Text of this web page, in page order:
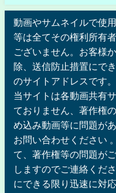
動画やサムネイルで使
等は全てその権利所有
ございません。お客様
除、送信防止措置にで
のサイトアドレスです
当サイトは各動画共有
ておりません、著作権
め込み動画等に問題が
お問い合わせください
て、著作権等の問題が
しますのでご連絡くだ
にできる限り迅速に対